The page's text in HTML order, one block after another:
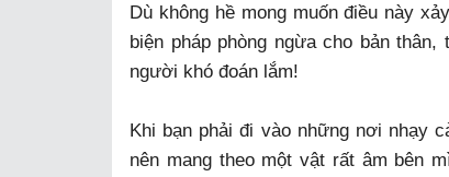
Dù không hề mong muốn điều này
biện pháp phòng ngừa cho bản
người khó đoán lắm!
Khi bạn phải đi vào những nơi nhạy
nên mang theo một vật rất âm bên